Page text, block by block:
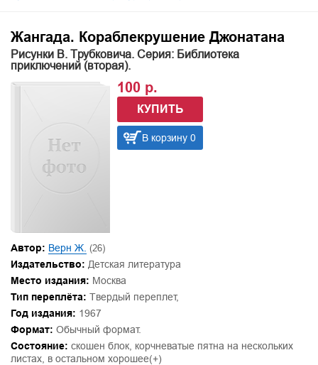
Жангада. Кораблекрушение Джонатана
Рисунки В. Трубковича. Серия: Библиотека
приключений (вторая).
100 р.
КУПИТЬ
В корзину 0
Автор: Верн Ж. (26)
Издательство: Детская литература
Место издания: Москва
Тип переплёта: Твердый переплет,
Год издания: 1967
Формат: Обычный формат.
Состояние: скошен блок, корчневатые пятна на нескольких
листах, в остальном хорошее(+)